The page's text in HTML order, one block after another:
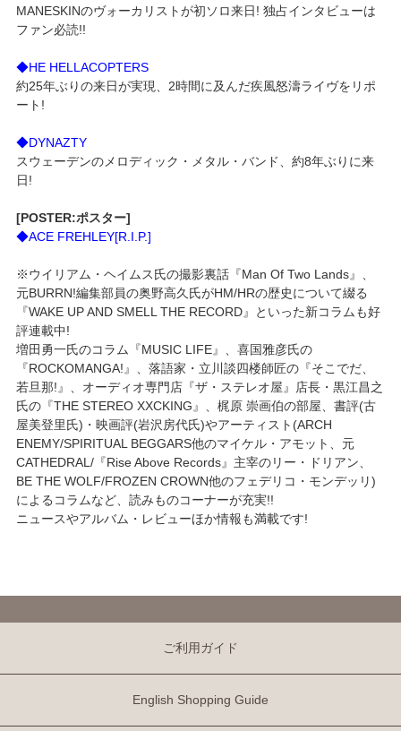
MANESKINのヴォーカリストが初ソロ来日! 独占インタビューは
ファン必読!!
◆HE HELLACOPTERS
約25年ぶりの来日が実現、2時間に及んだ疾風怒濤ライヴをリポ
ート!
◆DYNAZTY
スウェーデンのメロディック・メタル・バンド、約8年ぶりに来
日!
[POSTER:ポスター]
◆ACE FREHLEY[R.I.P.]
※ウイリアム・ヘイムス氏の撮影裏話『Man Of Two Lands』、
元BURRN!編集部員の奥野高久氏がHM/HRの歴史について綴る
『WAKE UP AND SMELL THE RECORD』といった新コラムも好
評連載中!
増田勇一氏のコラム『MUSIC LIFE』、喜国雅彦氏の
『ROCKOMANGA!』、落語家・立川談四楼師匠の『そこでだ、
若旦那!』、オーディオ専門店『ザ・ステレオ屋』店長・黒江昌之
氏の『THE STEREO XXCKING』、梶原 崇画伯の部屋、書評(古
屋美登里氏)・映画評(岩沢房代氏)やアーティスト(ARCH
ENEMY/SPIRITUAL BEGGARS他のマイケル・アモット、元
CATHEDRAL/『Rise Above Records』主宰のリー・ドリアン、
BE THE WOLF/FROZEN CROWN他のフェデリコ・モンデッリ)
によるコラムなど、読みものコーナーが充実!!
ニュースやアルバム・レビューほか情報も満載です!
ご利用ガイド
English Shopping Guide